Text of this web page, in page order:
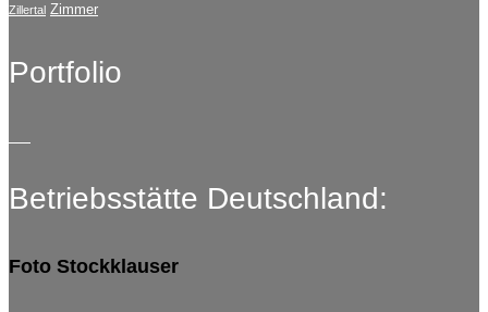
Zillertal Zimmer
Portfolio
Betriebsstätte Deutschland:
Foto Stockklauser